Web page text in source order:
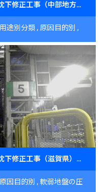
車両整備工場レール基礎の不同沈下修正工事（中部地方）～圧密沈下による空洞発生への対応～
途別分類 原因目的別
東海・北陸・甲信越）
ター 不同沈下（不等沈
自動ラック棚レール基礎の不同沈下修正工事（滋賀県）～JOG工法による土間レベル復元～
原因目的別 軟弱地盤の圧